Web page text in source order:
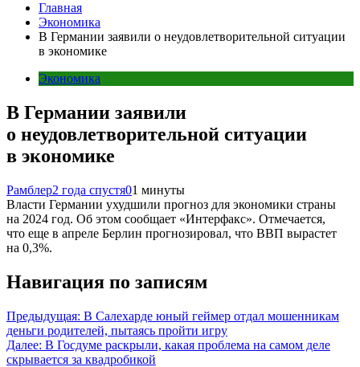
Главная
Экономика
В Германии заявили о неудовлетворительной ситуации
в экономике
Экономика
В Германии заявили
о неудовлетворительной ситуации
в экономике
Рамблер2 года спустя01 минуты
Власти Германии ухудшили прогноз для экономики страны
на 2024 год. Об этом сообщает «Интерфакс». Отмечается,
что еще в апреле Берлин прогнозировал, что ВВП вырастет
на 0,3%.
Навигация по записям
Предыдущая: В Салехарде юный геймер отдал мошенникам
деньги родителей, пытаясь пройти игру
Далее: В Госдуме раскрыли, какая проблема на самом деле
скрывается за квадробикой